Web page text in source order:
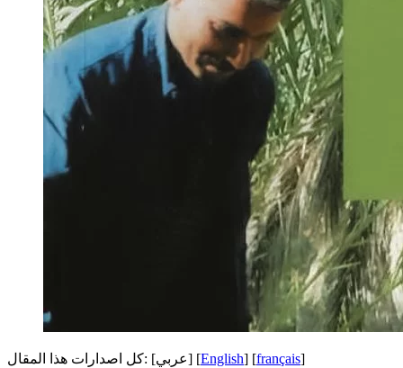
كل اصدارات هذا المقال: [عربي] [English] [français]